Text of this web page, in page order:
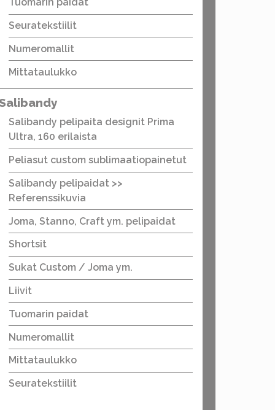
Seuratekstiilit
Numeromallit
Mittataulukko
Salibandy pelipaita designit Prima
Ultra, 160 erilaista
Peliasut custom sublimaatiopainetut
Salibandy pelipaidat >>
Referenssikuvia
Joma, Stanno, Craft ym. pelipaidat
Shortsit
Sukat Custom / Joma ym.
Liivit
Tuomarin paidat
Numeromallit
Mittataulukko
Seuratekstiilit